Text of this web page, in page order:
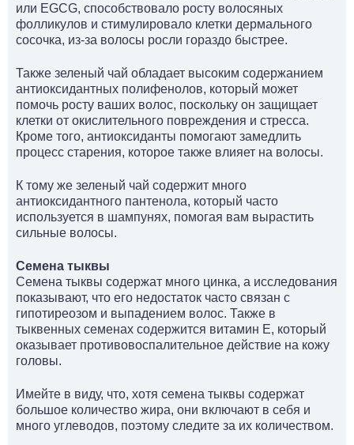
или EGCG, способствовало росту волосяных
фолликулов и стимулировало клетки дермального
сосочка, из-за волосы росли гораздо быстрее.
Также зеленый чай обладает высоким содержанием
антиоксидантных полифенолов, который может
помочь росту ваших волос, поскольку он защищает
клетки от окислительного повреждения и стресса.
Кроме того, антиоксиданты помогают замедлить
процесс старения, которое также влияет на волосы.
К тому же зеленый чай содержит много
антиоксидантного пантенола, который часто
используется в шампунях, помогая вам вырастить
сильные волосы.
Семена тыквы
Семена тыквы содержат много цинка, а исследования
показывают, что его недостаток часто связан с
гипотиреозом и выпадением волос. Также в
тыквенных семенах содержится витамин Е, который
оказывает противовоспалительное действие на кожу
головы.
Имейте в виду, что, хотя семена тыквы содержат
большое количество жира, они включают в себя и
много углеводов, поэтому следите за их количеством.